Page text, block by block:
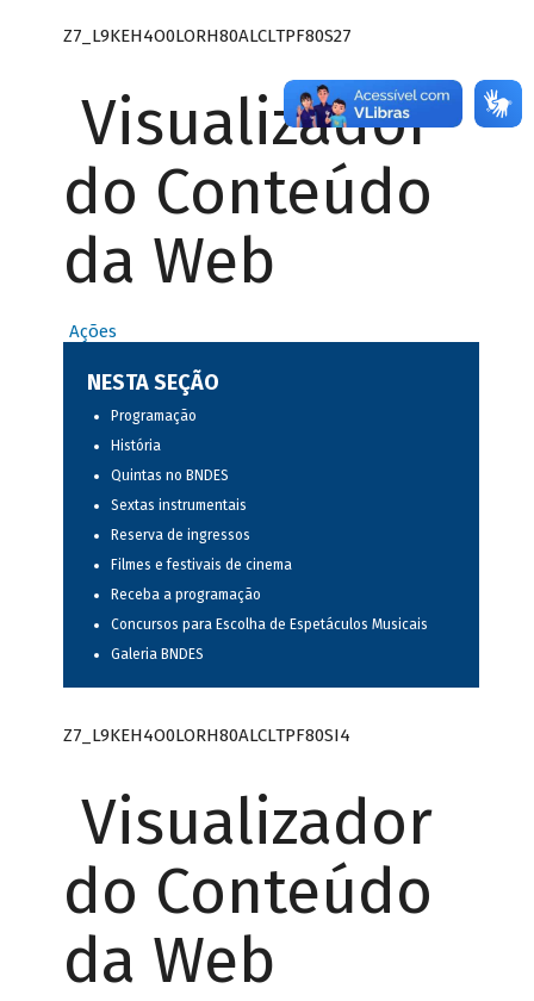
Z7_L9KEH4O0LORH80ALCLTPF80S27
Visualizador
do Conteúdo
da Web
Ações
NESTA SEÇÃO
Programação
História
Quintas no BNDES
Sextas instrumentais
Reserva de ingressos
Filmes e festivais de cinema
Receba a programação
Concursos para Escolha de Espetáculos Musicais
Galeria BNDES
Z7_L9KEH4O0LORH80ALCLTPF80SI4
Visualizador
do Conteúdo
da Web